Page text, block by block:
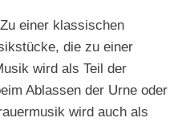
einer klassischen
die zu einer
wird als Teil der
Ablassen der Urne oder
wird auch als